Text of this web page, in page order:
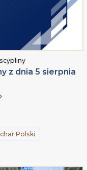
z dnia 5 sierpnia
Polski